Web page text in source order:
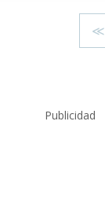
≪
Publicidad